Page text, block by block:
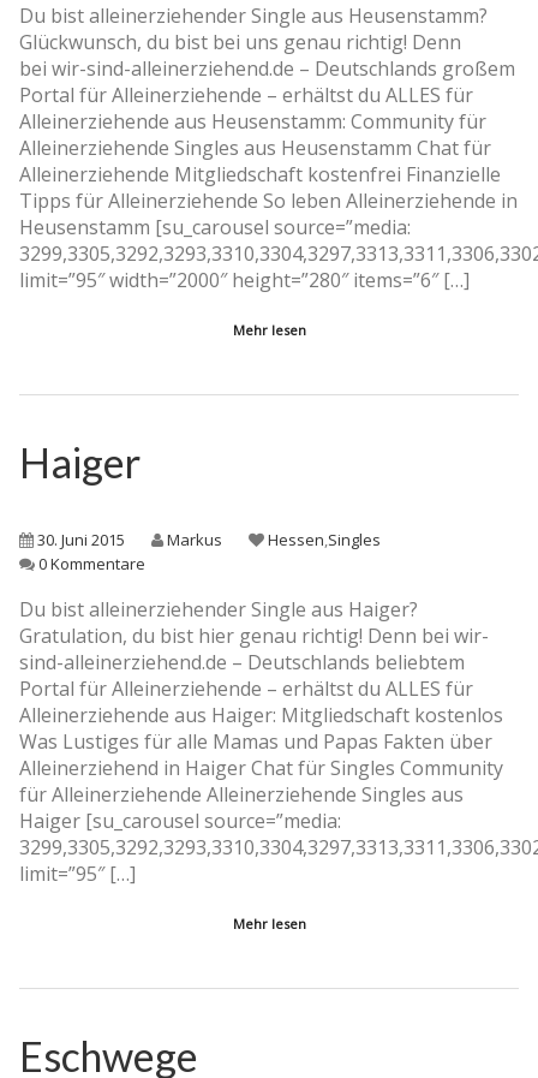
Du bist alleinerziehender Single aus Heusenstamm?
Glückwunsch, du bist bei uns genau richtig! Denn
bei wir-sind-alleinerziehend.de – Deutschlands großem
Portal für Alleinerziehende – erhältst du ALLES für
Alleinerziehende aus Heusenstamm: Community für
Alleinerziehende Singles aus Heusenstamm Chat für
Alleinerziehende Mitgliedschaft kostenfrei Finanzielle
Tipps für Alleinerziehende So leben Alleinerziehende in
Heusenstamm [su_carousel source=”media:
limit=”95″ width=”2000″ height=”280″ items=”6″ […]
Mehr lesen
Haiger
30. Juni 2015 Markus Hessen,Singles
0 Kommentare
Du bist alleinerziehender Single aus Haiger?
Gratulation, du bist hier genau richtig! Denn bei wir-
sind-alleinerziehend.de – Deutschlands beliebtem
Portal für Alleinerziehende – erhältst du ALLES für
Alleinerziehende aus Haiger: Mitgliedschaft kostenlos
Was Lustiges für alle Mamas und Papas Fakten über
Alleinerziehend in Haiger Chat für Singles Community
für Alleinerziehende Alleinerziehende Singles aus
Haiger [su_carousel source=”media:
limit=”95″ […]
Mehr lesen
Eschwege